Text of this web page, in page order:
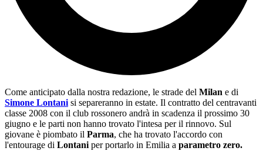
Come anticipato dalla nostra redazione, le strade del Milan e di
Simone Lontani si separeranno in estate. Il contratto del centravanti
classe 2008 con il club rossonero andrà in scadenza il prossimo 30
giugno e le parti non hanno trovato l'intesa per il rinnovo. Sul
giovane è piombato il Parma, che ha trovato l'accordo con
l'entourage di Lontani per portarlo in Emilia a parametro zero.